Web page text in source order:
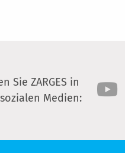
Sie ZARGES in
Medien: